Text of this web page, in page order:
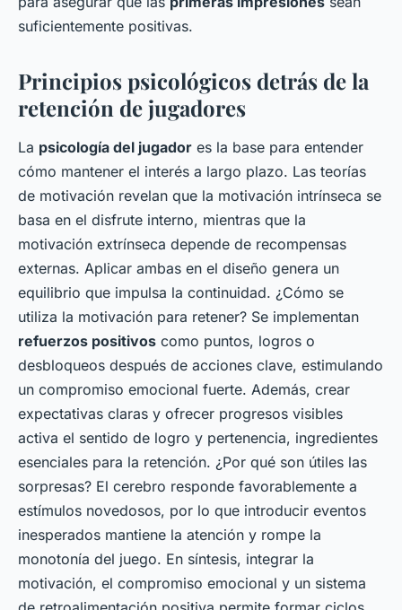
suficientemente positivas.
Principios psicológicos detrás de la
retención de jugadores
La psicología del jugador es la base para entender
cómo mantener el interés a largo plazo. Las teorías
de motivación revelan que la motivación intrínseca se
basa en el disfrute interno, mientras que la
motivación extrínseca depende de recompensas
externas. Aplicar ambas en el diseño genera un
equilibrio que impulsa la continuidad. ¿Cómo se
utiliza la motivación para retener? Se implementan
refuerzos positivos como puntos, logros o
desbloqueos después de acciones clave, estimulando
un compromiso emocional fuerte. Además, crear
expectativas claras y ofrecer progresos visibles
activa el sentido de logro y pertenencia, ingredientes
esenciales para la retención. ¿Por qué son útiles las
sorpresas? El cerebro responde favorablemente a
estímulos novedosos, por lo que introducir eventos
inesperados mantiene la atención y rompe la
monotonía del juego. En síntesis, integrar la
motivación, el compromiso emocional y un sistema